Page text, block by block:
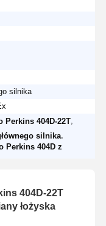
silnika
Perkins 404D-22T
silnika
Perkins 404D z
404D-22T
łożyska